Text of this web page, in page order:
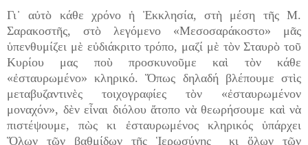
Γι᾿ αὐτὸ κάθε χρόνο ἡ Ἐκκλησία, στὴ μέση τῆς Μ.
Σαρακοστῆς, στὸ λεγόμενο «Μεσοσαράκοστο» μᾶς
ὑπενθυμίζει μὲ εὐδιάκριτο τρόπο, μαζί μὲ τὸν Σταυρὸ τοῦ
Κυρίου μας ποὺ προσκυνοῦμε καὶ τὸν κάθε
«ἐσταυρωμένο» κληρικό. Ὅπως δηλαδή βλέπουμε στὶς
μεταβυζαντινὲς τοιχογραφίες τὸν «ἐσταυρωμένον
μοναχόν», δὲν εἶναι διόλου ἄτοπο νὰ θεωρήσουμε καὶ νὰ
πιστέψουμε, πὼς κι ἐσταυρωμένος κληρικός ὑπάρχει
Ὅλων τῶν βαθμίδων τῆς Ἱερωσύνης κι ὅλων τῶν